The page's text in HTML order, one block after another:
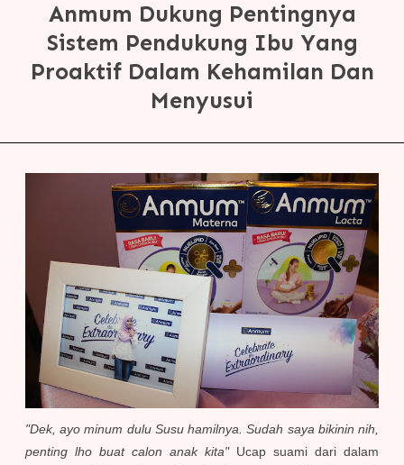
Anmum Dukung Pentingnya
Sistem Pendukung Ibu Yang
Proaktif Dalam Kehamilan Dan
Menyusui
"Dek, ayo minum dulu Susu hamilnya. Sudah saya bikinin nih,
penting lho buat calon anak kita"Ucap suami dari dalam